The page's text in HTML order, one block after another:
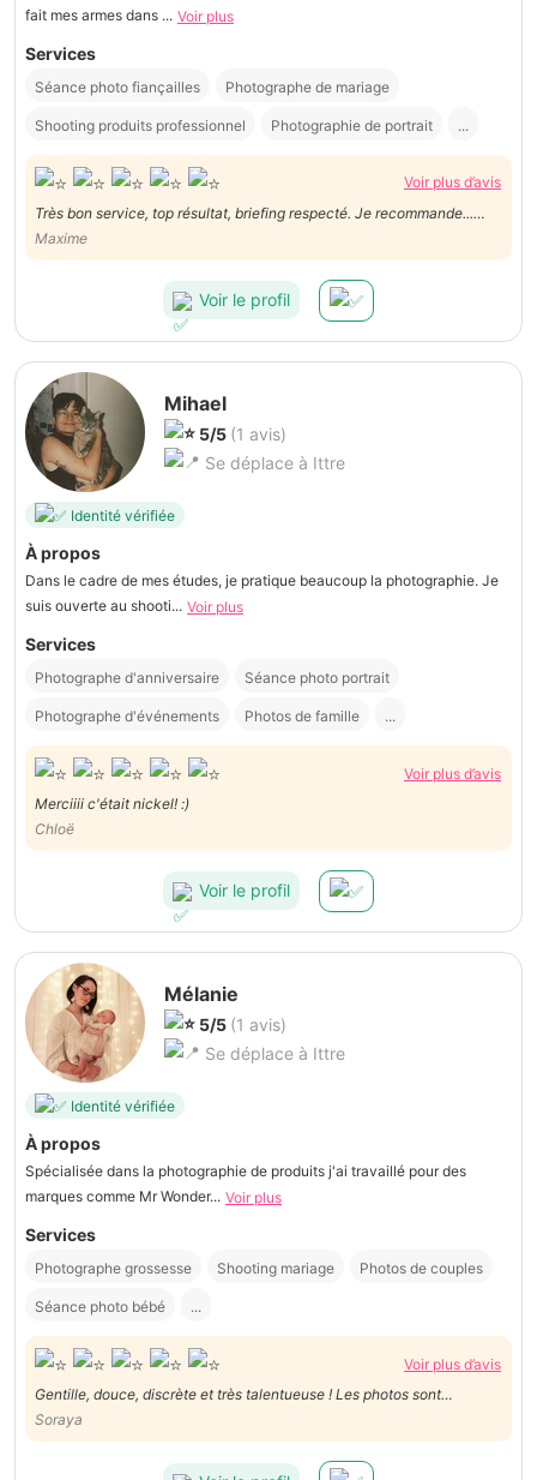
fait mes armes dans ... Voir plus
Services
Séance photo fiançailles Photographe de mariage
Shooting produits professionnel Photographie de portrait ...
Voir plus d’avis
Très bon service, top résultat, briefing respecté. Je recommande...
Maxime
Maxime
Voir le profil
Mihael
5/5 (1 avis)
Se déplace à Ittre
Identité vérifiée
À propos
Dans le cadre de mes études, je pratique beaucoup la photographie. Je
suis ouverte au shooti... Voir plus
Services
Photographe d'anniversaire Séance photo portrait
Photographe d'événements Photos de famille ...
Voir plus d’avis
Merciiii c'était nickel! :)
Chloë
Voir le profil
Mélanie
5/5 (1 avis)
Se déplace à Ittre
Identité vérifiée
À propos
Spécialisée dans la photographie de produits j'ai travaillé pour des
marques comme Mr Wonder... Voir plus
Services
Photographe grossesse Shooting mariage Photos de couples
Séance photo bébé ...
Voir plus d’avis
Gentille, douce, discrète et très talentueuse ! Les photos sont
Soraya